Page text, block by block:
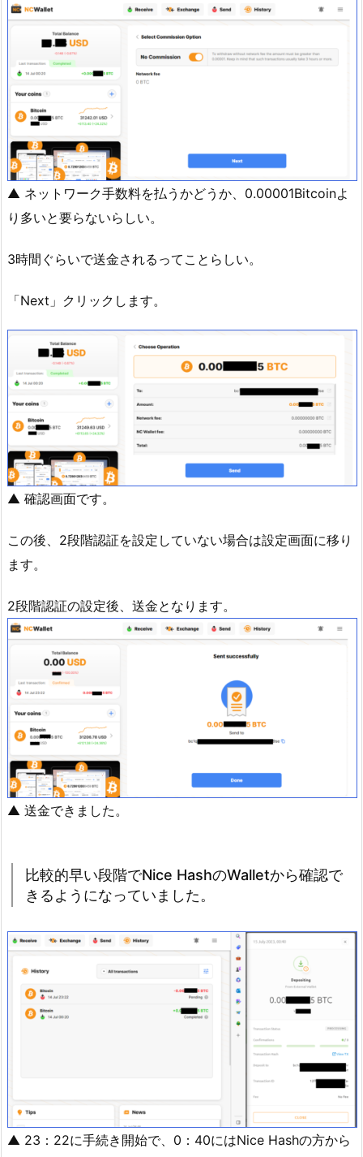
▲ ネットワーク手数料を払うかどうか、0.00001Bitcoinよ
り多いと要らないらしい。
3時間ぐらいで送金されるってことらしい。
「Next」クリックします。
▲ 確認画面です。
この後、2段階認証を設定していない場合は設定画面に移り
ます。
2段階認証の設定後、送金となります。
▲ 送金できました。
比較的早い段階でNice HashのWalletから確認で
きるようになっていました。
▲ 23：22に手続き開始で、0：40にはNice Hashの方から